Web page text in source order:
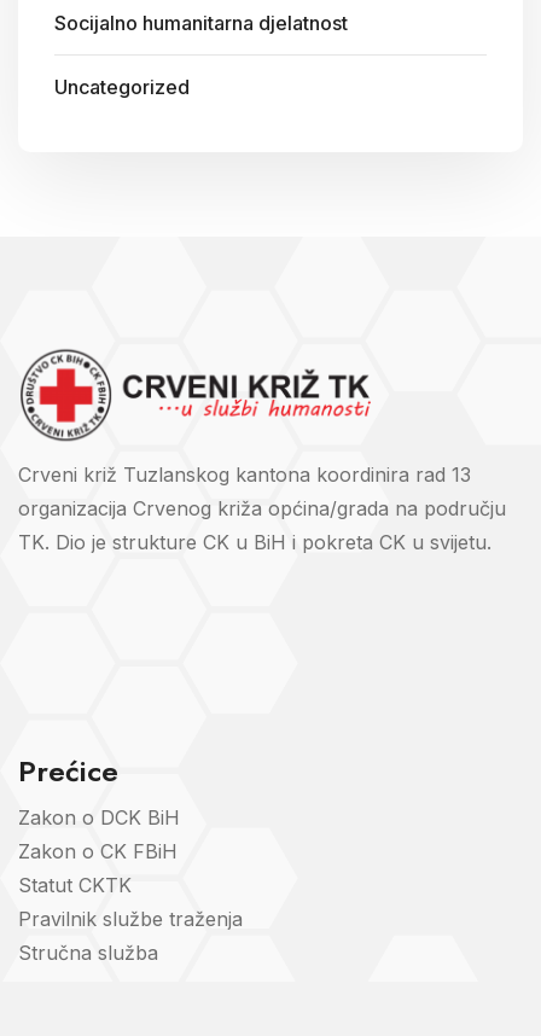
Socijalno humanitarna djelatnost
Uncategorized
Crveni križ Tuzlanskog kantona koordinira rad 13
organizacija Crvenog križa općina/grada na području
TK. Dio je strukture CK u BiH i pokreta CK u svijetu.
Prećice
Zakon o DCK BiH
Zakon o CK FBiH
Statut CKTK
Pravilnik službe traženja
Stručna služba